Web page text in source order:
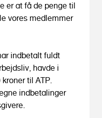
er at få de penge til
vores medlemmer
indbetalt fuldt
havde i
til ATP.
indbetalinger